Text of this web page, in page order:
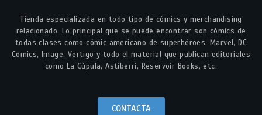
Tienda especializada en todo tipo de cómics y merchandising
relacionado. Lo principal que se puede encontrar son cómics de
todas clases como cómic americano de superhéroes, Marvel, DC
Comics, Image, Vertigo y todo el material que publican editoriales
como La Cúpula, Astiberri, Reservoir Books, etc.
CONTACTA